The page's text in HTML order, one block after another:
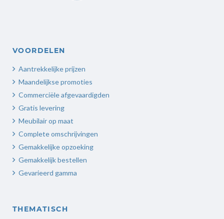
VOORDELEN
Aantrekkelijke prijzen
Maandelijkse promoties
Commerciële afgevaardigden
Gratis levering
Meubilair op maat
Complete omschrijvingen
Gemakkelijke opzoeking
Gemakkelijk bestellen
Gevarieerd gamma
THEMATISCH